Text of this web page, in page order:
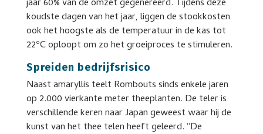
jaar 60% van de omzet gegenereerd. Tijdens deze
koudste dagen van het jaar, liggen de stookkosten
ook het hoogste als de temperatuur in de kas tot
22ºC oploopt om zo het groeiproces te stimuleren.
Spreiden bedrijfsrisico
Naast amaryllis teelt Rombouts sinds enkele jaren
op 2.000 vierkante meter theeplanten. De teler is
verschillende keren naar Japan geweest waar hij de
kunst van het thee telen heeft geleerd. “De